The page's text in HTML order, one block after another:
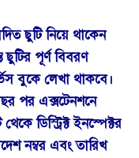
ছুটি নিয়ে থাকেন
পূর্ণ বিবরণ
বুকে লেখা থাকবে।
পর এক্সটেনশনে
ডিস্ট্রিক্ট ইনস্পেক্টর
নম্বর এবং তারিখ